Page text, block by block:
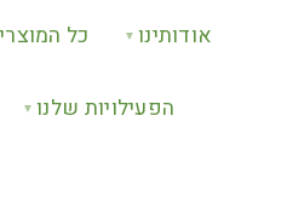
אודותינו ▼ כל
הפעילויות שלנו ▼